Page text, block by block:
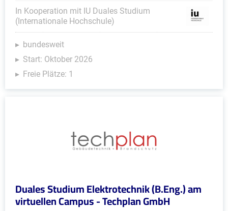
In Kooperation mit IU Duales Studium
(Internationale Hochschule)
bundesweit
Start: Oktober 2026
Freie Plätze: 1
Duales Studium Elektrotechnik (B.Eng.) am
virtuellen Campus - Techplan GmbH